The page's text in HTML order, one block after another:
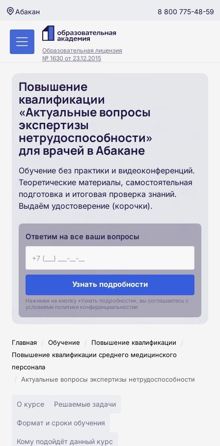
Абакан 8 800 775-48-59
Образовательная лицензия
№ 1630 от 23.12.2015
Повышение
квалификации
«Актуальные вопросы
экспертизы
нетрудоспособности»
для врачей в Абакане
Обучение без практики и видеоконференций.
Теоретические материалы, самостоятельная
подготовка и итоговая проверка знаний.
Выдаём удостоверение (корочки).
Ответим на все ваши вопросы
Узнать подробности
Нажимая на кнопку «Узнать подробности», вы соглашаетесь с
условиями политики конфиденциальностии
Главная / Обучение / Повышение квалификации /
Повышение квалификации среднего медицинского
персонала
/ Актуальные вопросы экспертизы нетрудоспособности
О курсе Решаемые задачи
Формат и сроки обучения
Кому подойдёт данный курс